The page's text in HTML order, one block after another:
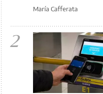
María Cafferata
2